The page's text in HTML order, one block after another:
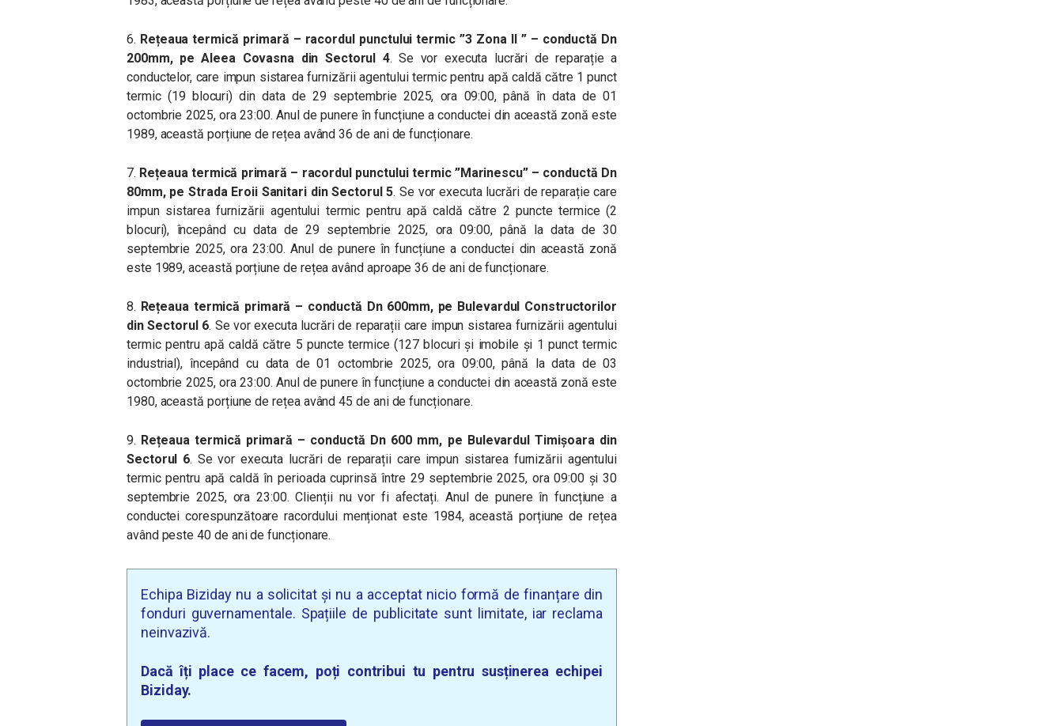
6. Rețeaua termică primară – racordul punctului termic ”3 Zona II ” – conductă Dn
200mm, pe Aleea Covasna din Sectorul 4. Se vor executa lucrări de reparație a
conductelor, care impun sistarea furnizării agentului termic pentru apă caldă către 1 punct
termic (19 blocuri) din data de 29 septembrie 2025, ora 09:00, până în data de 01
octombrie 2025, ora 23:00. Anul de punere în funcțiune a conductei din această zonă este
1989, această porțiune de rețea având 36 de ani de funcționare.
7. Rețeaua termică primară – racordul punctului termic ”Marinescu” – conductă Dn
80mm, pe Strada Eroii Sanitari din Sectorul 5. Se vor executa lucrări de reparație care
impun sistarea furnizării agentului termic pentru apă caldă către 2 puncte termice (2
blocuri), începând cu data de 29 septembrie 2025, ora 09:00, până la data de 30
septembrie 2025, ora 23:00. Anul de punere în funcțiune a conductei din această zonă
este 1989, această porțiune de rețea având aproape 36 de ani de funcționare.
8. Rețeaua termică primară – conductă Dn 600mm, pe Bulevardul Constructorilor
din Sectorul 6. Se vor executa lucrări de reparații care impun sistarea furnizării agentului
termic pentru apă caldă către 5 puncte termice (127 blocuri și imobile și 1 punct termic
industrial), începând cu data de 01 octombrie 2025, ora 09:00, până la data de 03
octombrie 2025, ora 23:00. Anul de punere în funcțiune a conductei din această zonă este
1980, această porțiune de rețea având 45 de ani de funcționare.
9. Rețeaua termică primară – conductă Dn 600 mm, pe Bulevardul Timișoara din
Sectorul 6. Se vor executa lucrări de reparații care impun sistarea furnizării agentului
termic pentru apă caldă în perioada cuprinsă între 29 septembrie 2025, ora 09:00 și 30
septembrie 2025, ora 23:00. Clienții nu vor fi afectați. Anul de punere în funcțiune a
conductei corespunzătoare racordului menționat este 1984, această porțiune de rețea
având peste 40 de ani de funcționare.
Echipa Biziday nu a solicitat și nu a acceptat nicio formă de finanțare din
fonduri guvernamentale. Spațiile de publicitate sunt limitate, iar reclama
neinvazivă.
Dacă îți place ce facem, poți contribui tu pentru susținerea echipei
Biziday.